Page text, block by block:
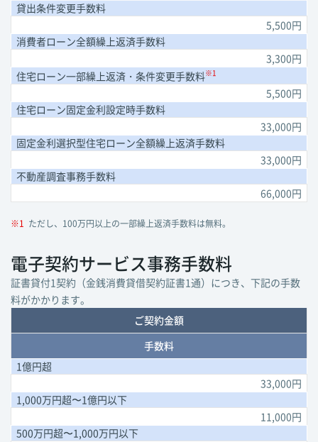
貸出条件変更手数料
5,500円
消費者ローン全額繰上返済手数料
3,300円
住宅ローン一部繰上返済 ・条件変更手数料※1
5,500円
住宅ローン固定金利設定時手数料
33,000円
固定金利選択型住宅ローン全額繰上返済手数料
33,000円
不動産調査事務手数料
66,000円
※1 ただし、100万円以上の一部繰上返済手数料は無料。
電子契約サービス事務手数料
証書貸付1契約（金銭消費貸借契約証書1通）につき、下記の手数
料がかかります。
ご契約金額
手数料
1億円超
33,000円
1,000万円超〜1億円以下
11,000円
500万円超〜1,000万円以下